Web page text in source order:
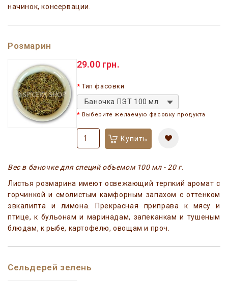
начинок, консервации.
Розмарин
29.00 грн.
Тип фасовки
Баночка ПЭТ 100 мл
Выберите желаемую фасовку продукта
Купить
Вес в баночке для специй объемом 100 мл - 20 г.
Листья розмарина имеют освежающий терпкий аромат с
горчинкой и смолистым камфорным запахом с оттенком
эвкалипта и лимона. Прекрасная приправа к мясу и
птице, к бульонам и маринадам, запеканкам и тушеным
блюдам, к рыбе, картофелю, овощам и проч.
Сельдерей зелень